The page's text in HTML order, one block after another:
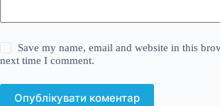
Save my name, email and website in this
next time I comment.
Опублікувати коментар